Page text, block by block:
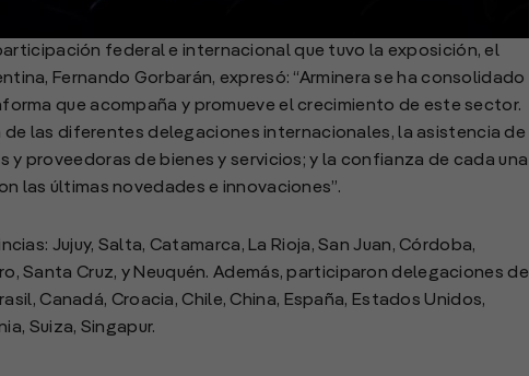
federal e internacional que tuvo la exposición, el
Fernando Gorbarán, expresó: “Arminera se ha consolidado
que acompaña y promueve el crecimiento de este sector.
las diferentes delegaciones internacionales, la asistencia de
y proveedoras de bienes y servicios; y la confianza de cada una
las últimas novedades e innovaciones”.
Jujuy, Salta, Catamarca, La Rioja, San Juan, Córdoba,
Santa Cruz, y Neuquén. Además, participaron delegaciones de
Canadá, Croacia, Chile, China, España, Estados Unidos,
Suiza, Singapur.